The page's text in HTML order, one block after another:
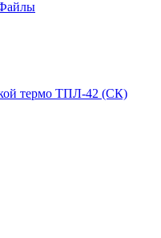
термо ТПЛ-42 (СК)